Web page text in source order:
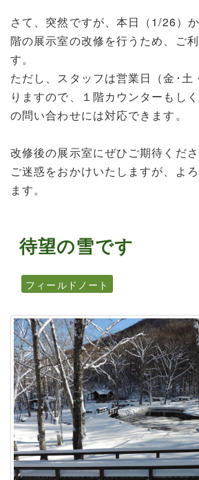
さて、突然ですが、本日（1/26）
階の展示室の改修を行うため、ご
す。
ただし、スタッフは営業日（金･土
りますので、１階カウンターもし
の問い合わせには対応できます。
改修後の展示室にぜひご期待くださ
ご迷惑をおかけいたしますが、よ
ます。
待望の雪です
フィールドノート